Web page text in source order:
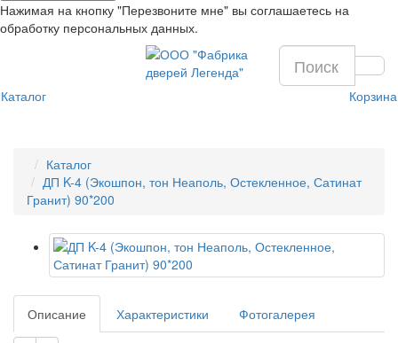
Нажимая на кнопку "Перезвоните мне" вы соглашаетесь на
обработку персональных данных.
Каталог Корзина
Каталог
ДП K-4 (Экошпон, тон Неаполь, Остекленное, Сатинат
Гранит) 90*200
Описание Характеристики Фотогалерея